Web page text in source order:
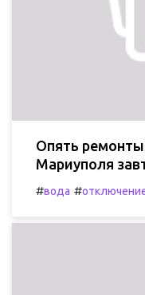
Опять
Мариуполя
#вода #